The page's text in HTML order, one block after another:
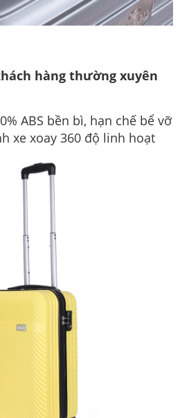
hàng thường xuyên
ABS bền bì, hạn chế bể vỡ
xe xoay 360 độ linh hoạt